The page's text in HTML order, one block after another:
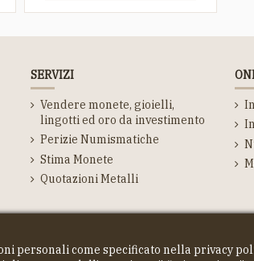
SERVIZI
Vendere monete, gioielli,
lingotti ed oro da investimento
Perizie Numismatiche
Stima Monete
Quotazioni Metalli
personali come specificato nella privacy